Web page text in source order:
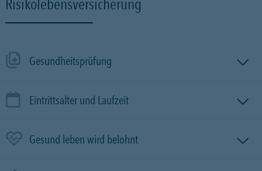
Risikolebensversicherung
Gesundheitsprüfung
Eintrittsalter und Laufzeit
Gesund leben wird belohnt